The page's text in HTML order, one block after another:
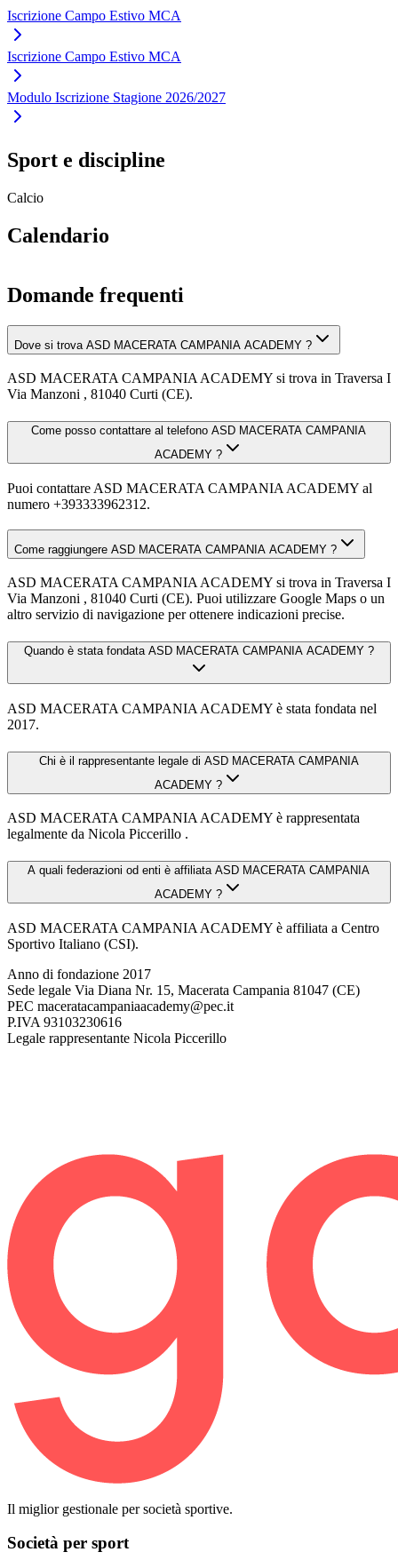
Iscrizione Campo Estivo MCA
Iscrizione Campo Estivo MCA
Modulo Iscrizione Stagione 2026/2027
Sport e discipline
Calcio
Calendario
Domande frequenti
Dove si trova ASD MACERATA CAMPANIA ACADEMY ?
ASD MACERATA CAMPANIA ACADEMY si trova in Traversa I
Via Manzoni , 81040 Curti (CE).
Come posso contattare al telefono ASD MACERATA CAMPANIA
ACADEMY ?
Puoi contattare ASD MACERATA CAMPANIA ACADEMY al
numero +393333962312.
Come raggiungere ASD MACERATA CAMPANIA ACADEMY ?
ASD MACERATA CAMPANIA ACADEMY si trova in Traversa I
Via Manzoni , 81040 Curti (CE). Puoi utilizzare Google Maps o un
altro servizio di navigazione per ottenere indicazioni precise.
Quando è stata fondata ASD MACERATA CAMPANIA ACADEMY ?
ASD MACERATA CAMPANIA ACADEMY è stata fondata nel
2017.
Chi è il rappresentante legale di ASD MACERATA CAMPANIA
ACADEMY ?
ASD MACERATA CAMPANIA ACADEMY è rappresentata
legalmente da Nicola Piccerillo .
A quali federazioni od enti è affiliata ASD MACERATA CAMPANIA
ACADEMY ?
ASD MACERATA CAMPANIA ACADEMY è affiliata a Centro
Sportivo Italiano (CSI).
Anno di fondazione 2017
Sede legale Via Diana Nr. 15, Macerata Campania 81047 (CE)
PEC maceratacampaniaacademy@pec.it
P.IVA 93103230616
Legale rappresentante Nicola Piccerillo
Il miglior gestionale per società sportive.
Società per sport